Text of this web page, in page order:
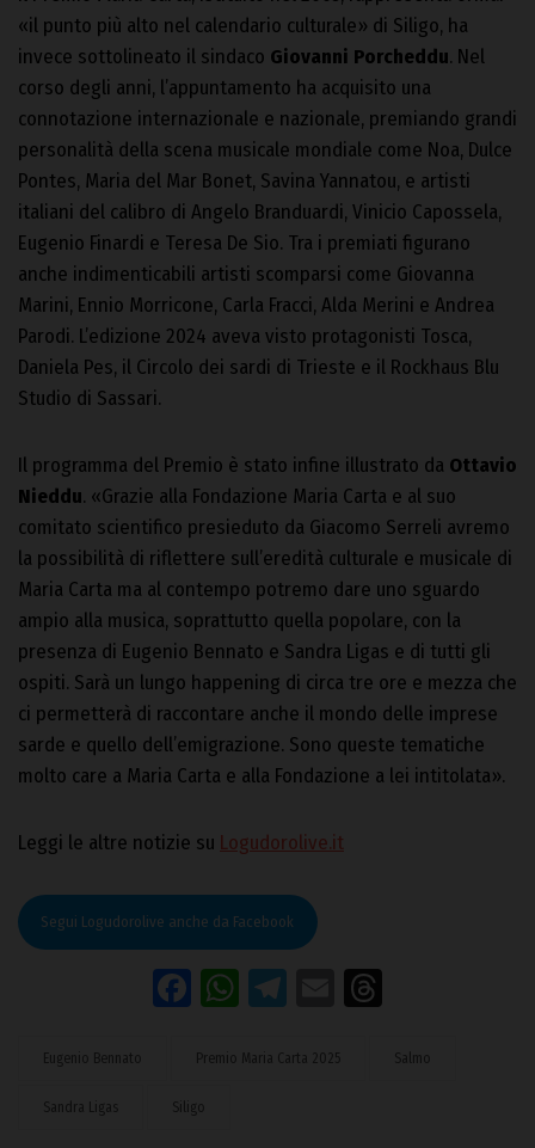
«il punto più alto nel calendario culturale» di Siligo, ha
invece sottolineato il sindaco Giovanni Porcheddu. Nel
corso degli anni, l’appuntamento ha acquisito una
connotazione internazionale e nazionale, premiando grandi
personalità della scena musicale mondiale come Noa, Dulce
Pontes, Maria del Mar Bonet, Savina Yannatou, e artisti
italiani del calibro di Angelo Branduardi, Vinicio Capossela,
Eugenio Finardi e Teresa De Sio. Tra i premiati figurano
anche indimenticabili artisti scomparsi come Giovanna
Marini, Ennio Morricone, Carla Fracci, Alda Merini e Andrea
Parodi. L’edizione 2024 aveva visto protagonisti Tosca,
Daniela Pes, il Circolo dei sardi di Trieste e il Rockhaus Blu
Studio di Sassari.
Il programma del Premio è stato infine illustrato da Ottavio
Nieddu. «Grazie alla Fondazione Maria Carta e al suo
comitato scientifico presieduto da Giacomo Serreli avremo
la possibilità di riflettere sull’eredità culturale e musicale di
Maria Carta ma al contempo potremo dare uno sguardo
ampio alla musica, soprattutto quella popolare, con la
presenza di Eugenio Bennato e Sandra Ligas e di tutti gli
ospiti. Sarà un lungo happening di circa tre ore e mezza che
ci permetterà di raccontare anche il mondo delle imprese
sarde e quello dell’emigrazione. Sono queste tematiche
molto care a Maria Carta e alla Fondazione a lei intitolata».
Leggi le altre notizie su Logudorolive.it
Segui Logudorolive anche da Facebook
Facebook
WhatsApp
Telegram
Email
Eugenio Bennato Premio Maria Carta 2025 Salmo
Sandra Ligas Siligo